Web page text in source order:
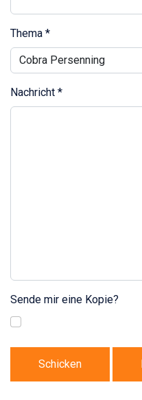
Thema *
Nachricht *
Sende mir eine Kopie?
Schicken